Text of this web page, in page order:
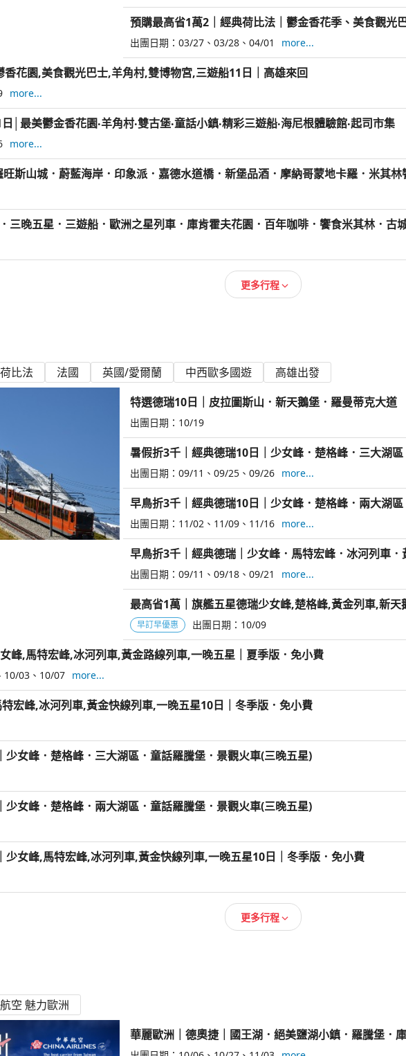
預購最高省1萬2｜經典荷比法｜鬱金香花季、美食觀光
區三晚10日
出團日期： 03/27 03/28 04/01 more...
花園,美食觀光巴士,羊角村,雙博物宮,三遊船11日｜高雄來回
more...
│最美鬱金香花園‧羊角村‧雙古堡‧童話小鎮‧精彩三遊船‧海尼根體驗館‧起司市集
more...
斯山城．蔚藍海岸．印象派．嘉德水道橋．新堡品酒．摩納哥蒙地卡羅．米其林
三晚五星．三遊船．歐洲之星列車．庫肯霍夫花園．百年咖啡．饗食米其林．古
更多行程
荷比法 法國 英國/愛爾蘭 中西歐多國遊
高雄出發
特選德瑞10日｜皮拉圖斯山．新天鵝堡．羅曼蒂克大道
出團日期： 10/19
暑假折3千｜經典德瑞10日｜少女峰．楚格峰．三大湖
出團日期： 09/11 09/25 09/26 more...
早鳥折3千｜經典德瑞10日｜少女峰．楚格峰．兩大湖
出團日期： 11/02 11/09 11/16 more...
早鳥折3千｜經典德瑞｜少女峰．馬特宏峰．冰河列車
出團日期： 09/11 09/18 09/21 more...
最高省1萬｜旗艦五星德瑞少女峰,楚格峰,黃金列車,新
早訂早優惠 出團日期： 10/09
峰,馬特宏峰,冰河列車,黃金路線列車,一晚五星｜夏季版．免小費
10/03 10/07 more...
宏峰,冰河列車,黃金快線列車,一晚五星10日｜冬季版．免小費
女峰．楚格峰．三大湖區．童話羅騰堡．景觀火車(三晚五星)
女峰．楚格峰．兩大湖區．童話羅騰堡．景觀火車(三晚五星)
少女峰,馬特宏峰,冰河列車,黃金快線列車,一晚五星10日｜冬季版．免小費
更多行程
空 魅力歐洲
華麗歐洲｜德奧捷｜國王湖．絕美鹽湖小鎮．羅騰堡．